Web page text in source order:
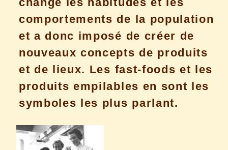
comportements de la population
et a donc imposé de créer de
nouveaux concepts de produits
et de lieux. Les fast-foods et les
produits empilables en sont les
symboles les plus parlant.